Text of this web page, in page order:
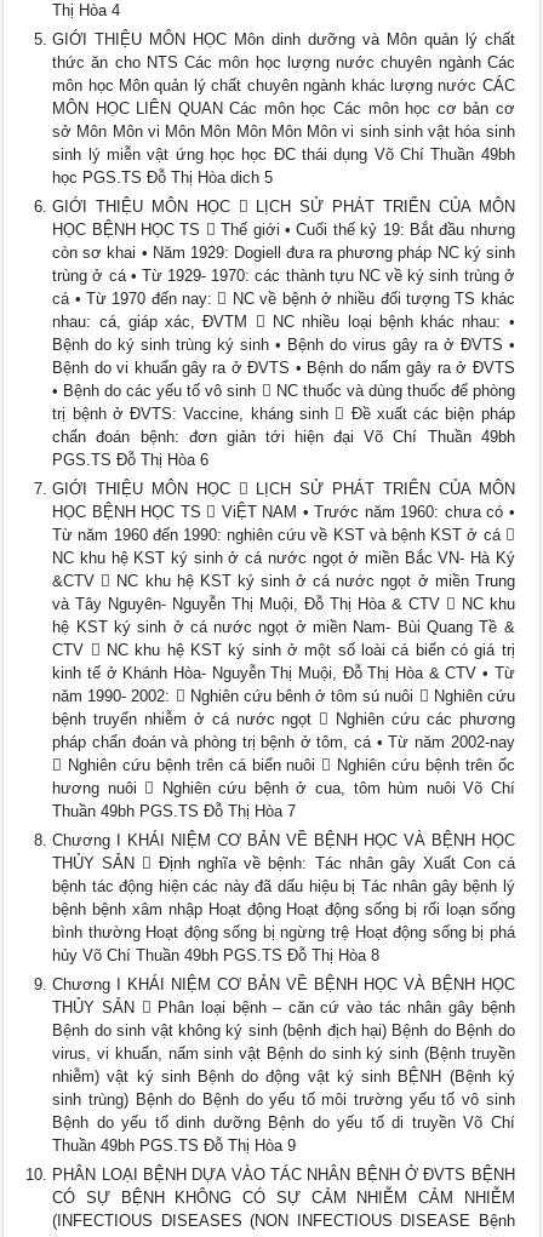
Thị Hòa 4
GIỚI THIỆU MÔN HỌC Môn dinh dưỡng và Môn quản lý chất
thức ăn cho NTS Các môn học lượng nước chuyên ngành Các
môn học Môn quản lý chất chuyên ngành khác lượng nước CÁC
MÔN HỌC LIÊN QUAN Các môn học Các môn học cơ bản cơ
sở Môn Môn vi Môn Môn Môn Môn Môn vi sinh sinh vật hóa sinh
sinh lý miễn vật ứng học học ĐC thái dụng Võ Chí Thuần 49bh
học PGS.TS Đỗ Thị Hòa dich 5
GIỚI THIỆU MÔN HỌC  LỊCH SỬ PHÁT TRIỂN CỦA MÔN
HỌC BỆNH HỌC TS  Thế giới • Cuối thế kỷ 19: Bắt đầu nhưng
còn sơ khai • Năm 1929: Dogiell đưa ra phương pháp NC ký sinh
trùng ở cá • Từ 1929- 1970: các thành tựu NC về ký sinh trùng ở
cá • Từ 1970 đến nay:  NC về bệnh ở nhiều đối tượng TS khác
nhau: cá, giáp xác, ĐVTM  NC nhiều loại bệnh khác nhau: •
Bệnh do ký sinh trùng ký sinh • Bệnh do virus gây ra ở ĐVTS •
Bệnh do vi khuẩn gây ra ở ĐVTS • Bệnh do nấm gây ra ở ĐVTS
• Bệnh do các yếu tố vô sinh  NC thuốc và dùng thuốc để phòng
trị bệnh ở ĐVTS: Vaccine, kháng sinh  Đề xuất các biện pháp
chẩn đoán bệnh: đơn giản tới hiện đại Võ Chí Thuần 49bh
PGS.TS Đỗ Thị Hòa 6
GIỚI THIỆU MÔN HỌC  LỊCH SỬ PHÁT TRIỂN CỦA MÔN
HỌC BỆNH HỌC TS  ViỆT NAM • Trước năm 1960: chưa có •
Từ năm 1960 đến 1990: nghiên cứu về KST và bệnh KST ở cá 
NC khu hệ KST ký sinh ở cá nước ngọt ở miền Bắc VN- Hà Ký
&CTV  NC khu hệ KST ký sinh ở cá nước ngọt ở miền Trung
và Tây Nguyên- Nguyễn Thị Muội, Đỗ Thị Hòa & CTV  NC khu
hệ KST ký sinh ở cá nước ngọt ở miền Nam- Bùi Quang Tề &
CTV  NC khu hệ KST ký sinh ở một số loài cá biển có giá trị
kinh tế ở Khánh Hòa- Nguyễn Thị Muội, Đỗ Thị Hòa & CTV • Từ
năm 1990- 2002:  Nghiên cứu bênh ở tôm sú nuôi  Nghiên cứu
bệnh truyển nhiễm ở cá nước ngọt  Nghiên cứu các phương
pháp chẩn đoán và phòng trị bệnh ở tôm, cá • Từ năm 2002-nay
 Nghiên cứu bệnh trên cá biển nuôi  Nghiên cứu bệnh trên ốc
hương nuôi  Nghiên cứu bệnh ở cua, tôm hùm nuôi Võ Chí
Thuần 49bh PGS.TS Đỗ Thị Hòa 7
Chương I KHÁI NIỆM CƠ BẢN VỀ BỆNH HỌC VÀ BỆNH HỌC
THỦY SẢN  Định nghĩa về bệnh: Tác nhân gây Xuất Con cá
bệnh tác động hiện các này đã dấu hiệu bị Tác nhân gây bệnh lý
bệnh bệnh xâm nhập Hoạt động Hoạt động sống bị rối loạn sống
bình thường Hoạt động sống bị ngừng trệ Hoạt động sống bị phá
hủy Võ Chí Thuần 49bh PGS.TS Đỗ Thị Hòa 8
Chương I KHÁI NIỆM CƠ BẢN VỀ BỆNH HỌC VÀ BỆNH HỌC
THỦY SẢN  Phân loại bệnh – căn cứ vào tác nhân gây bệnh
Bệnh do sinh vật không ký sinh (bệnh địch hại) Bệnh do Bệnh do
virus, vi khuẩn, nấm sinh vật Bệnh do sinh ký sinh (Bệnh truyền
nhiễm) vật ký sinh Bệnh do động vật ký sinh BỆNH (Bệnh ký
sinh trùng) Bệnh do Bệnh do yếu tố môi trường yếu tố vô sinh
Bệnh do yếu tố dinh dưỡng Bệnh do yếu tố di truyền Võ Chí
Thuần 49bh PGS.TS Đỗ Thị Hòa 9
PHÂN LOẠI BỆNH DỰA VÀO TÁC NHÂN BỆNH Ở ĐVTS BỆNH
CÓ SỰ BỆNH KHÔNG CÓ SỰ CẢM NHIỄM CẢM NHIỄM
(INFECTIOUS DISEASES (NON INFECTIOUS DISEASE Bệnh